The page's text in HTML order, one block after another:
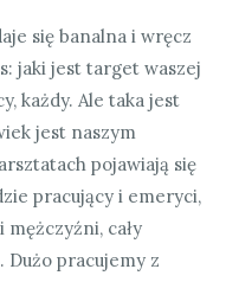
się banalna i wręcz
jaki jest target waszej
każdy. Ale taka jest
jest naszym
pojawiają się
pracujący i emeryci,
cały
pracujemy z